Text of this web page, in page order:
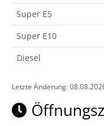
Super E5
Super E10
Diesel
Letzte Änderung: